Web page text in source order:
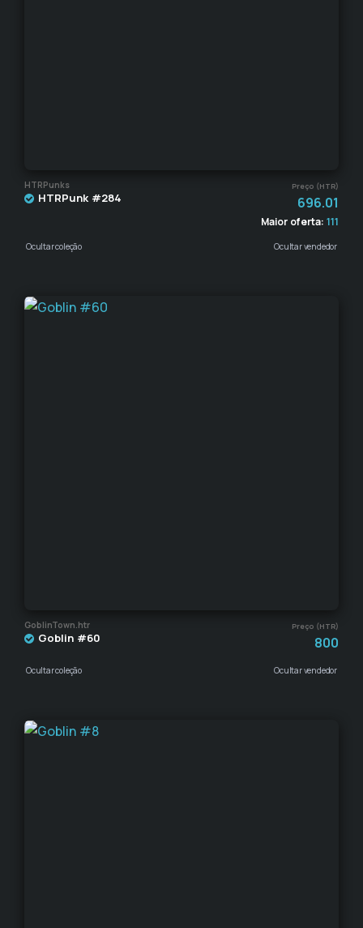
HTRPunks Preço (HTR)
HTRPunk #284 696.01
Maior oferta: 111
Ocultar coleção Ocultar vendedor
GoblinTown.htr Preço (HTR)
Goblin #60 800
Ocultar coleção Ocultar vendedor